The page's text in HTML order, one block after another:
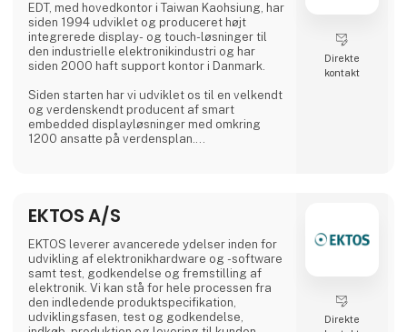
EDT, med hovedkontor i Taiwan Kaohsiung, har
siden 1994 udviklet og produceret højt
integrerede display- og touch-løsninger til
den industrielle elektronikindustri og har
siden 2000 haft support kontor i Danmark.
Siden starten har vi udviklet os til en velkendt
og verdenskendt producent af smart
embedded displayløsninger med omkring
1200 ansatte på verdensplan.
ekspertise og erfaring kan vi tilbyde en
løsning med specialtilpassede produkter selv
til kritiske miljøer med usædvanlige krav.
Vores kunder nyder godt af vores m
Direkte
kontakt
EKTOS A/S
EKTOS leverer avancerede ydelser inden for
udvikling af elektronikhardware og -software
samt test, godkendelse og fremstilling af
elektronik. Vi kan stå for hele processen fra
den indledende produktspecifikation,
udviklingsfasen, test og godkendelse,
Direkte